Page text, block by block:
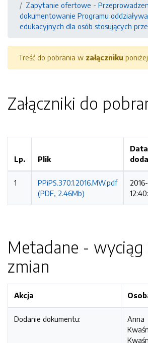
Zapytanie ofertowe -
dokumentowanie Programu
edukacyjnych dla osób stosujących
Treść do pobrania w załączniku
Załączniki do
Lp. Plik
Data
1
PPiPS.370.1.2016.MW.pdf
(PDF, 2.46Mb)
Metadane - wyciąg
zmian
Akcja
Dodanie dokumentu:
Anna